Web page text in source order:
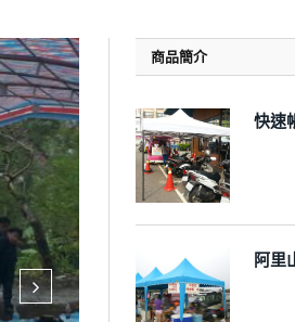
商品簡介
快速
阿里